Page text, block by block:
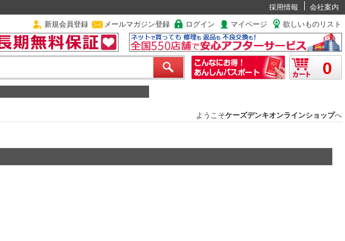
採用情報
会社案内
新規会員登録 メールマガジン登録 ログイン マイページ 欲しいものリスト
0
ようこそケーズデンキオンラインショップへ